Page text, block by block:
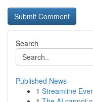
Search
Published News
1 Streamline